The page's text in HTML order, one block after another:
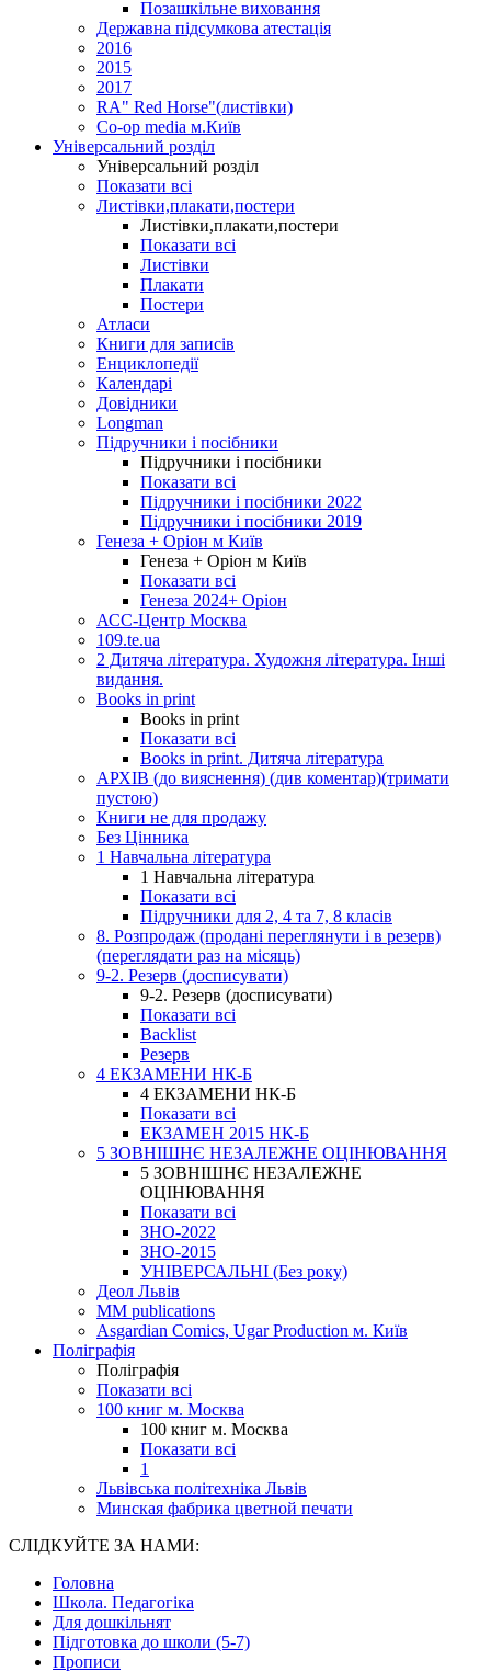
Позашкільне виховання
Державна підсумкова атестація
2016
2015
2017
RA" Red Horse"(листівки)
Co-op media м.Київ
Універсальний розділ
Універсальний розділ
Показати всі
Листівки,плакати,постери
Листівки,плакати,постери
Показати всі
Листівки
Плакати
Постери
Атласи
Книги для записів
Енциклопедії
Календарі
Довідники
Longman
Підручники і посібники
Підручники і посібники
Показати всі
Підручники і посібники 2022
Підручники і посібники 2019
Генеза + Оріон м Київ
Генеза + Оріон м Київ
Показати всі
Генеза 2024+ Оріон
АСС-Центр Москва
109.te.ua
2 Дитяча література. Художня література. Інші
видання.
Books in print
Books in print
Показати всі
Books in print. Дитяча література
АРХІВ (до вияснення) (див коментар)(тримати
пустою)
Книги не для продажу
Без Цінника
1 Навчальна література
1 Навчальна література
Показати всі
Підручники для 2, 4 та 7, 8 класів
8. Розпродаж (продані переглянути і в резерв)
(переглядати раз на місяць)
9-2. Резерв (досписувати)
9-2. Резерв (досписувати)
Показати всі
Backlist
Резерв
4 ЕКЗАМЕНИ НК-Б
4 ЕКЗАМЕНИ НК-Б
Показати всі
ЕКЗАМЕН 2015 НК-Б
5 ЗОВНІШНЄ НЕЗАЛЕЖНЕ ОЦІНЮВАННЯ
5 ЗОВНІШНЄ НЕЗАЛЕЖНЕ
ОЦІНЮВАННЯ
Показати всі
ЗНО-2022
ЗНО-2015
УНІВЕРСАЛЬНІ (Без року)
Деол Львів
MM publications
Asgardian Comics, Ugar Production м. Київ
Поліграфія
Поліграфія
Показати всі
100 книг м. Москва
100 книг м. Москва
Показати всі
1
Львівська політехніка Львів
Минская фабрика цветной печати
СЛІДКУЙТЕ ЗА НАМИ:
Головна
Школа. Педагогіка
Для дошкільнят
Підготовка до школи (5-7)
Прописи